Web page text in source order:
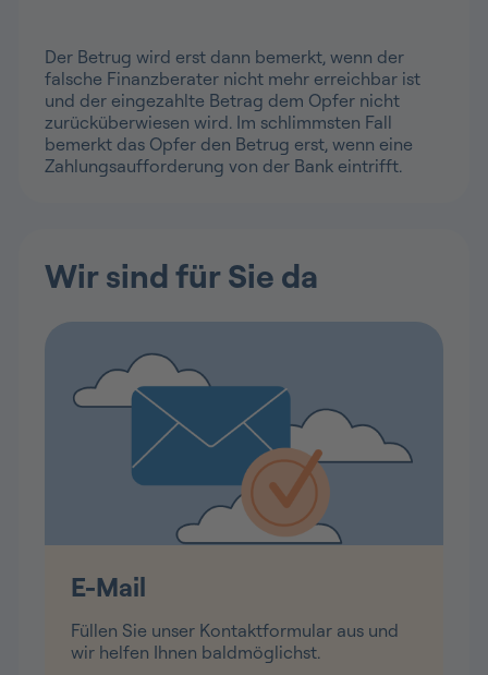
Der Betrug wird erst dann bemerkt, wenn der
falsche Finanzberater nicht mehr erreichbar ist
und der eingezahlte Betrag dem Opfer nicht
zurücküberwiesen wird. Im schlimmsten Fall
bemerkt das Opfer den Betrug erst, wenn eine
Zahlungsaufforderung von der Bank eintrifft.
Wir sind für Sie da
E-Mail
Füllen Sie unser Kontaktformular aus und
wir helfen Ihnen baldmöglichst.